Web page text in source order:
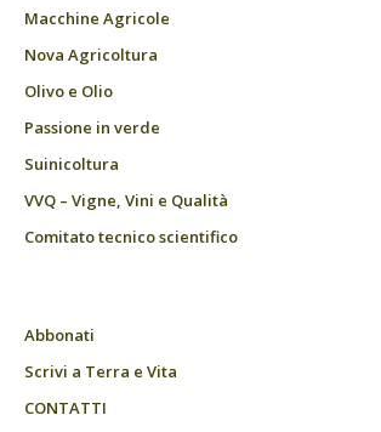
Macchine Agricole
Nova Agricoltura
Olivo e Olio
Passione in verde
Suinicoltura
VVQ – Vigne, Vini e Qualità
Comitato tecnico scientifico
Abbonati
Scrivi a Terra e Vita
CONTATTI